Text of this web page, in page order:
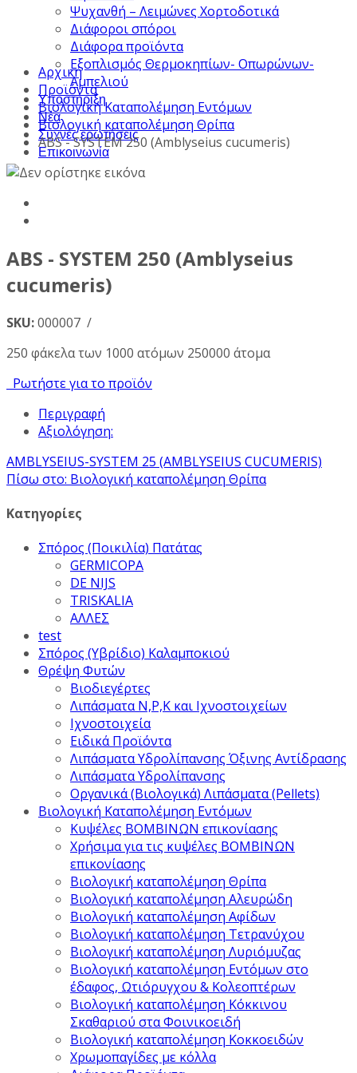
Ψυχανθή – Λειμώνες Χορτοδοτικά
Διάφοροι σπόροι
Διάφορα προϊόντα
Εξοπλισμός Θερμοκηπίων- Οπωρώνων-
Αμπελιού
Υποστήριξη
Νέα
Συχνές ερωτήσεις
Επικοινωνία
Αρχική
Προϊόντα
Βιολογική Καταπολέμηση Εντόμων
Βιολογική καταπολέμηση Θρίπα
ABS - SYSTEM 250 (Amblyseius cucumeris)
ABS - SYSTEM 250 (Amblyseius
cucumeris)
SKU:000007 /
250 φάκελα των 1000 ατόμων 250000 άτομα
Ρωτήστε για το προϊόν
Περιγραφή
Αξιολόγηση:
AMBLYSEIUS-SYSTEM 25 (AMBLYSEIUS CUCUMERIS)
Πίσω στο: Βιολογική καταπολέμηση Θρίπα
Κατηγορίες
Σπόρος (Ποικιλία) Πατάτας
GERMICOPA
DE NIJS
TRISKALIA
ΑΛΛΕΣ
test
Σπόρος (Υβρίδιο) Καλαμποκιού
Θρέψη Φυτών
Βιοδιεγέρτες
Λιπάσματα Ν,Ρ,Κ και Ιχνοστοιχείων
Ιχνοστοιχεία
Ειδικά Προϊόντα
Λιπάσματα Υδρολίπανσης Όξινης Αντίδρασης
Λιπάσματα Υδρολίπανσης
Οργανικά (Βιολογικά) Λιπάσματα (Pellets)
Βιολογική Καταπολέμηση Εντόμων
Κυψέλες ΒΟΜΒΙΝΩΝ επικονίασης
Χρήσιμα για τις κυψέλες ΒΟΜΒΙΝΩΝ
επικονίασης
Βιολογική καταπολέμηση Θρίπα
Βιολογική καταπολέμηση Αλευρώδη
Βιολογική καταπολέμηση Αφίδων
Βιολογική καταπολέμηση Τετρανύχου
Βιολογική καταπολέμηση Λυριόμυζας
Βιολογική καταπολέμηση Εντόμων στο
έδαφος, Ωτιόρυγχου & Κολεοπτέρων
Βιολογική καταπολέμηση Κόκκινου
Σκαθαριού στα Φοινικοειδή
Βιολογική καταπολέμηση Κοκκοειδών
Χρωμοπαγίδες με κόλλα